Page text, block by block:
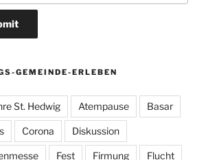
GEMEINDE-ERLEBEN
St. Hedwig Atempause Basar
Corona Diskussion
Fest Firmung Flucht